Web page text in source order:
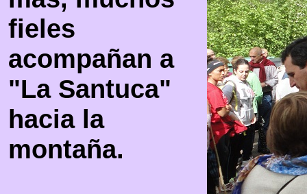
fieles
acompañan a
"La Santuca"
hacia la
montaña.